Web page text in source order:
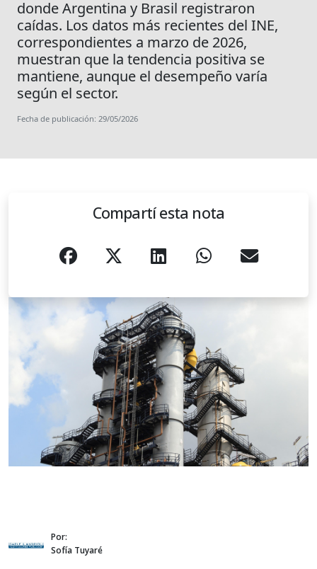
donde Argentina y Brasil registraron
caídas. Los datos más recientes del INE,
correspondientes a marzo de 2026,
muestran que la tendencia positiva se
mantiene, aunque el desempeño varía
según el sector.
Fecha de publicación: 29/05/2026
Compartí esta nota
Por:
Sofía Tuyaré